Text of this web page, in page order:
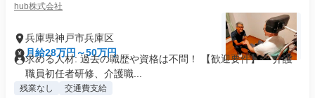
hub株式会社
兵庫県神戸市兵庫区
月給28万円～50万円
求める人材: 過去の職歴や資格は不問！ 【歓迎要件】 ・介護
職員初任者研修、介護職...
残業なし 交通費支給